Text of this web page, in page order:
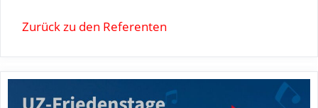
Zurück zu den Referenten